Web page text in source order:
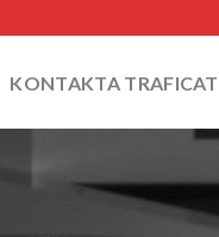
KONTAKTA